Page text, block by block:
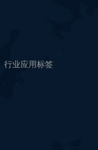
行业应用标签